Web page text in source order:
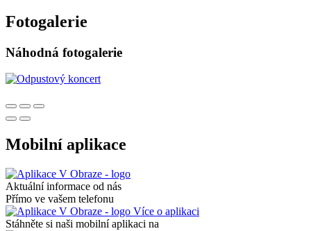
Fotogalerie
Náhodná fotogalerie
Mobilní aplikace
Aktuální informace od nás
Přímo ve vašem telefonu
Více o aplikaci
Stáhněte si naši mobilní aplikaci na